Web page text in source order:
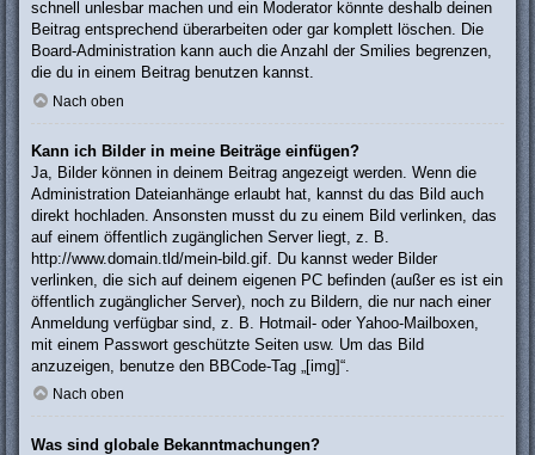
schnell unlesbar machen und ein Moderator könnte deshalb deinen
Beitrag entsprechend überarbeiten oder gar komplett löschen. Die
Board-Administration kann auch die Anzahl der Smilies begrenzen,
die du in einem Beitrag benutzen kannst.
Nach oben
Kann ich Bilder in meine Beiträge einfügen?
Ja, Bilder können in deinem Beitrag angezeigt werden. Wenn die
Administration Dateianhänge erlaubt hat, kannst du das Bild auch
direkt hochladen. Ansonsten musst du zu einem Bild verlinken, das
auf einem öffentlich zugänglichen Server liegt, z. B.
http://www.domain.tld/mein-bild.gif. Du kannst weder Bilder
verlinken, die sich auf deinem eigenen PC befinden (außer es ist ein
öffentlich zugänglicher Server), noch zu Bildern, die nur nach einer
Anmeldung verfügbar sind, z. B. Hotmail- oder Yahoo-Mailboxen,
mit einem Passwort geschützte Seiten usw. Um das Bild
anzuzeigen, benutze den BBCode-Tag „[img]“.
Nach oben
Was sind globale Bekanntmachungen?